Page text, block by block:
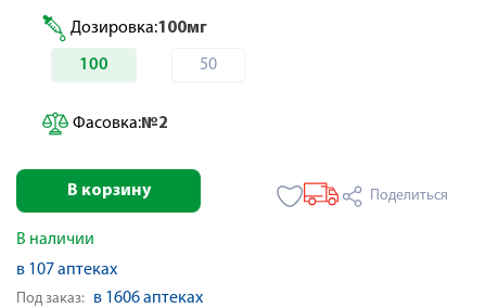
Дозировка:100мг
100 50
Фасовка:№2
В корзину Поделиться
В наличии
в 107 аптеках
Под заказ: в 1606 аптеках